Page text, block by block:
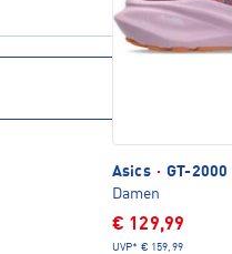
Asics · GT-2000
Damen
€ 129,99
UVP* € 159,99